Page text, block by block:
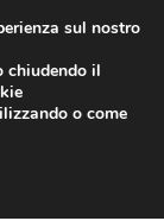
sul nostro
chiudendo il
o come